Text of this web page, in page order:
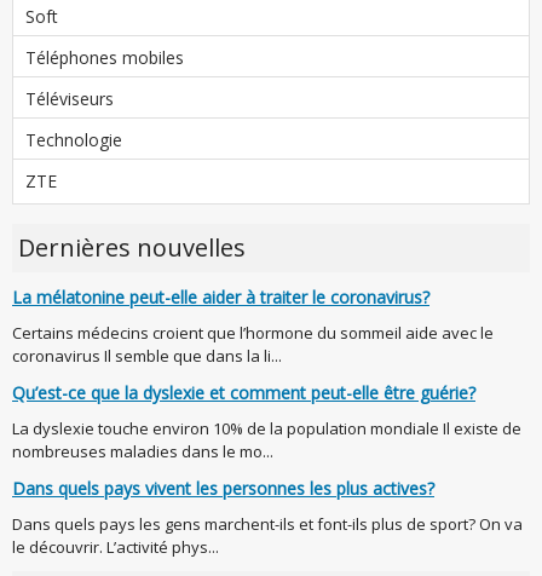
Soft
Téléphones mobiles
Téléviseurs
Technologie
ZTE
Dernières nouvelles
La mélatonine peut-elle aider à traiter le coronavirus?
Certains médecins croient que l’hormone du sommeil aide avec le
coronavirus Il semble que dans la li...
Qu’est-ce que la dyslexie et comment peut-elle être guérie?
La dyslexie touche environ 10% de la population mondiale Il existe de
nombreuses maladies dans le mo...
Dans quels pays vivent les personnes les plus actives?
Dans quels pays les gens marchent-ils et font-ils plus de sport? On va
le découvrir. L’activité phys...